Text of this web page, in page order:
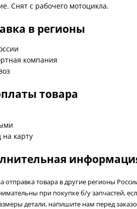
Снят с рабочего мотоцикла.
в регионы
компания
товара
на карту
отправка товара в другие регионы
при покупке б/у запчастей,
детали, напишите нам перед